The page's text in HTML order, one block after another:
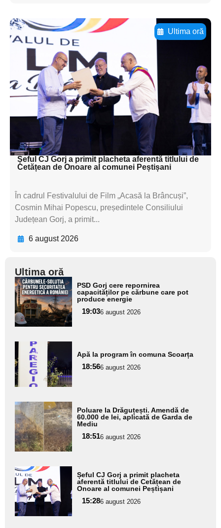
Ultima oră
Adaugă aici textul pentru
subtitluAdaugă aici
textul pentru
subtitluAdaugă aici
textul pentru
subtitluAdaugă aici
textul pentru subti
Șeful CJ Gorj a primit placheta aferentă titlului de
Cetățean de Onoare al comunei Peștișani
În cadrul Festivalului de Film „Acasă la Brâncuși”,
Cosmin Mihai Popescu, președintele Consiliului
Județean Gorj, a primit...
6 august 2026
Ultima oră
Adaugă
aici textul
pentru
subtitlu
PSD Gorj cere repornirea
capacităților pe cărbune care pot
produce energie
19:036 august 2026
Adaugă
aici textul
pentru
subtitlu
Apă la program în comuna Scoarța
18:566 august 2026
Adaugă
aici textul
pentru
subtitlu
Poluare la Drăguțești. Amendă de
60.000 de lei, aplicată de Garda de
Mediu
18:516 august 2026
Adaugă
aici textul
pentru
subtitlu
Șeful CJ Gorj a primit placheta
aferentă titlului de Cetățean de
Onoare al comunei Peștișani
15:286 august 2026